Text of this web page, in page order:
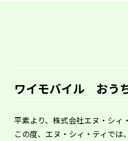
ワイモバイル おう
平素より、株式会社エヌ・シィ
この度、エヌ・シィ・ティで